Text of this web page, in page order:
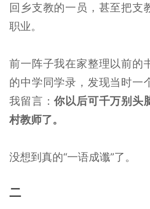
回乡支教的一员，甚至把支
职业。
前一阵子我在家整理以前的
的中学同学录，发现当时一
我留言：你以后可千万别头
村教师了。
没想到真的“一语成谶”了。
二